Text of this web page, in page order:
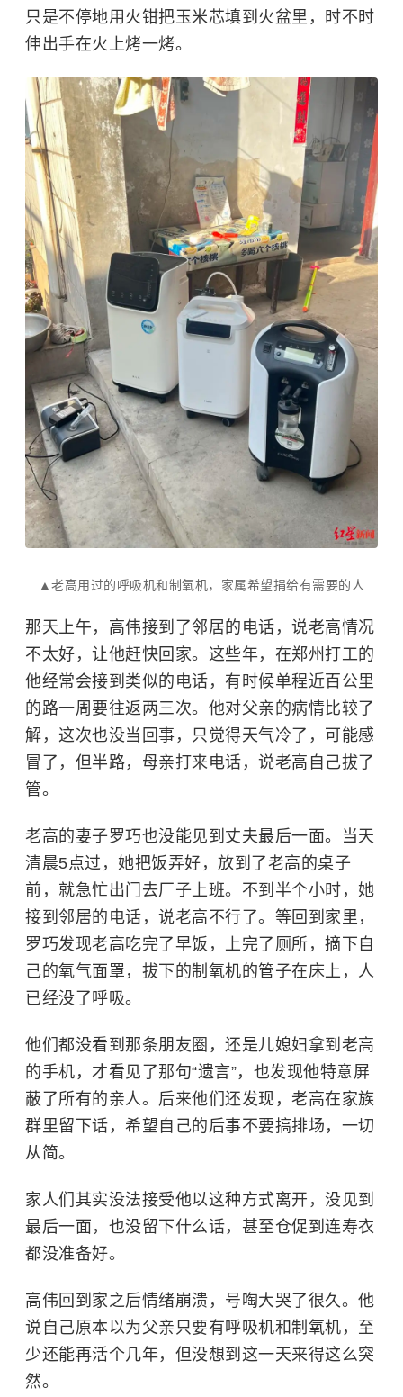
只是不停地用火钳把玉米芯填到火盆里，时不时
伸出手在火上烤一烤。
▲老高用过的呼吸机和制氧机，家属希望捐给有需要的人
那天上午，高伟接到了邻居的电话，说老高情况
不太好，让他赶快回家。这些年，在郑州打工的
他经常会接到类似的电话，有时候单程近百公里
的路一周要往返两三次。他对父亲的病情比较了
解，这次也没当回事，只觉得天气冷了，可能感
冒了，但半路，母亲打来电话，说老高自己拔了
管。
老高的妻子罗巧也没能见到丈夫最后一面。当天
清晨5点过，她把饭弄好，放到了老高的桌子
前，就急忙出门去厂子上班。不到半个小时，她
接到邻居的电话，说老高不行了。等回到家里，
罗巧发现老高吃完了早饭，上完了厕所，摘下自
己的氧气面罩，拔下的制氧机的管子在床上，人
已经没了呼吸。
他们都没看到那条朋友圈，还是儿媳妇拿到老高
的手机，才看见了那句“遗言”，也发现他特意屏
蔽了所有的亲人。后来他们还发现，老高在家族
群里留下话，希望自己的后事不要搞排场，一切
从简。
家人们其实没法接受他以这种方式离开，没见到
最后一面，也没留下什么话，甚至仓促到连寿衣
都没准备好。
高伟回到家之后情绪崩溃，号啕大哭了很久。他
说自己原本以为父亲只要有呼吸机和制氧机，至
少还能再活个几年，但没想到这一天来得这么突
然。